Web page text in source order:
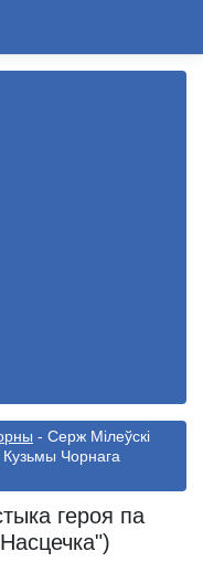
- Серж Мілеўскі
Кузьмы Чорнага
героя па